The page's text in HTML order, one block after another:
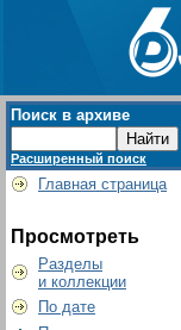
Поиск в архиве
Расширенный поиск
Главная страница
Просмотреть
Разделы
и коллекции
По дате